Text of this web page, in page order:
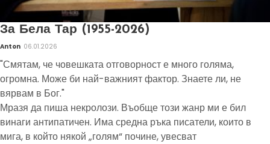
За Бела Тар (1955-2026)
Anton 06.01.2026
"Смятам, че човешката отговорност е много голяма,
огромна. Може би най-важният фактор. Знаете ли, не
вярвам в Бог."
Мразя да пиша некролози. Въобще този жанр ми е бил
винаги антипатичен. Има средна ръка писатели, които в
мига, в който някой „голям“ почине, увесват